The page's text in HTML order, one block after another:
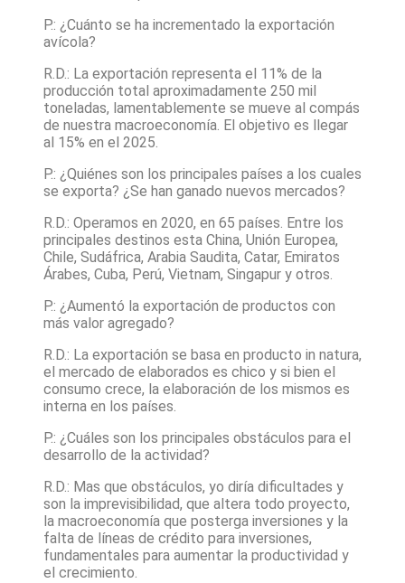
P.: ¿Cuánto se ha incrementado la exportación
avícola?
R.D.: La exportación representa el 11% de la
producción total aproximadamente 250 mil
toneladas, lamentablemente se mueve al compás
de nuestra macroeconomía. El objetivo es llegar
al 15% en el 2025.
P.: ¿Quiénes son los principales países a los cuales
se exporta? ¿Se han ganado nuevos mercados?
R.D.: Operamos en 2020, en 65 países. Entre los
principales destinos esta China, Unión Europea,
Chile, Sudáfrica, Arabia Saudita, Catar, Emiratos
Árabes, Cuba, Perú, Vietnam, Singapur y otros.
P.: ¿Aumentó la exportación de productos con
más valor agregado?
R.D.: La exportación se basa en producto in natura,
el mercado de elaborados es chico y si bien el
consumo crece, la elaboración de los mismos es
interna en los países.
P.: ¿Cuáles son los principales obstáculos para el
desarrollo de la actividad?
R.D.: Mas que obstáculos, yo diría dificultades y
son la imprevisibilidad, que altera todo proyecto,
la macroeconomía que posterga inversiones y la
falta de líneas de crédito para inversiones,
fundamentales para aumentar la productividad y
el crecimiento.